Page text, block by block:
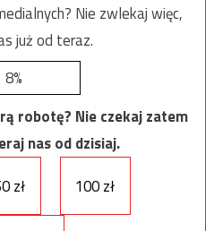
Nie zwlekaj więc,
już od teraz.
8%
robotę? Nie czekaj zatem
nas od dzisiaj.
zł 100 zł